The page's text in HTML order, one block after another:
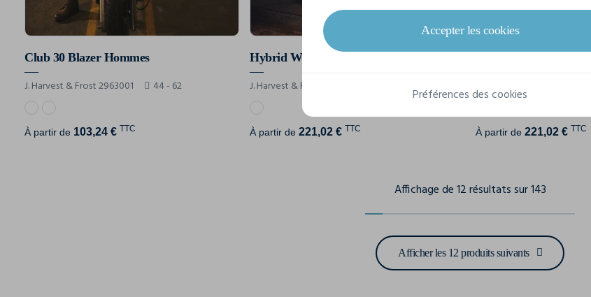
Club 30 Blazer Hommes
J. Harvest & Frost 2963001 44 - 62
À partir de 103,24 € TTC
Hybrid Wool Coat Veste Hommes
J. Harvest & Frost 2990101
À partir de221,02 € TTC
Hybrid Wool Coat
J. Harvest & Frost 2990103
À partir de 221,02 € TTC
Affichage de 12 résultats sur 143
Afficher les 12 produits suivants
Accepter les cookies
Préférences des cookies